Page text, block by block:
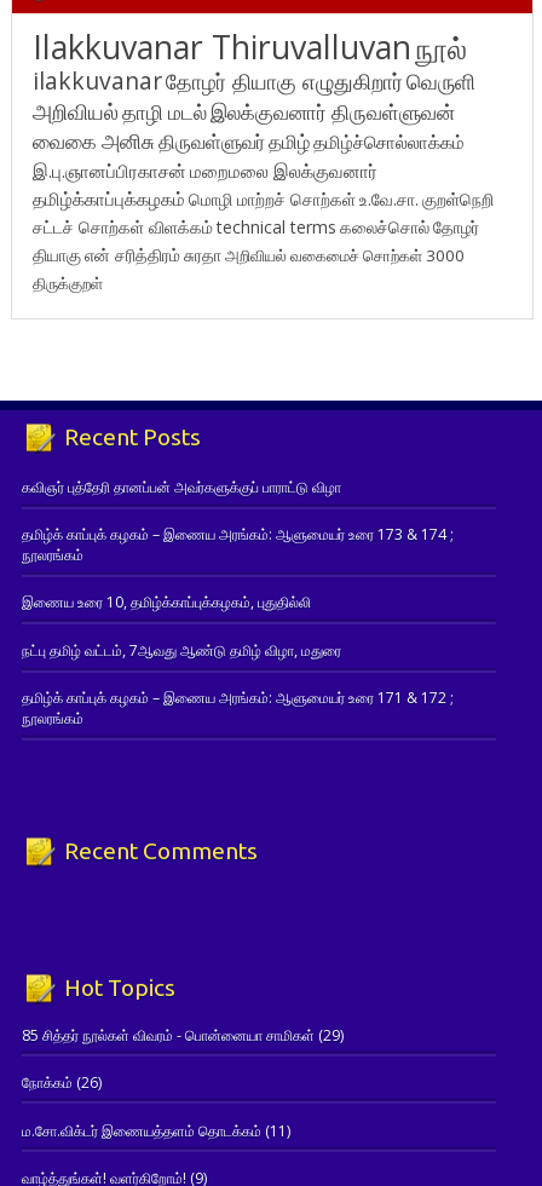
Ilakkuvanar Thiruvalluvanநூல்
ilakkuvanarதோழர் தியாகு எழுதுகிறார்வெருளி
அறிவியல்தாழி மடல்இலக்குவனார் திருவள்ளுவன்
வைகை அனிசுதிருவள்ளுவர்தமிழ்தமிழ்ச்சொல்லாக்கம்
இ.பு.ஞானப்பிரகாசன் மறைமலை இலக்குவனார்
தமிழ்க்காப்புக்கழகம் மொழி மாற்றச் சொற்கள்உ.வே.சா. குறள்நெறி
சட்டச் சொற்கள் விளக்கம்technical terms கலைச்சொல்தோழர்
தியாகுஎன் சரித்திரம்சுரதாஅறிவியல் வகைமைச் சொற்கள் 3000
திருக்குறள்
Recent Posts
கவிஞர் புத்தேரி தானப்பன் அவர்களுக்குப் பாராட்டு விழா
தமிழ்க் காப்புக் கழகம் – இணைய அரங்கம்: ஆளுமையர் உரை 173 & 174 ;
நூலரங்கம்
இணைய உரை 10, தமிழ்க்காப்புக்கழகம், புதுதில்லி
நட்பு தமிழ் வட்டம், 7ஆவது ஆண்டு தமிழ் விழா, மதுரை
தமிழ்க் காப்புக் கழகம் – இணைய அரங்கம்: ஆளுமையர் உரை 171 & 172 ;
நூலரங்கம்
Recent Comments
Hot Topics
85 சித்தர் நூல்கள் விவரம் - பொன்னையா சாமிகள் (29)
நோக்கம் (26)
ம.சோ.விக்டர் இணையத்தளம் தொடக்கம் (11)
வாழ்த்துங்கள்! வளர்கிறோம்! (9)